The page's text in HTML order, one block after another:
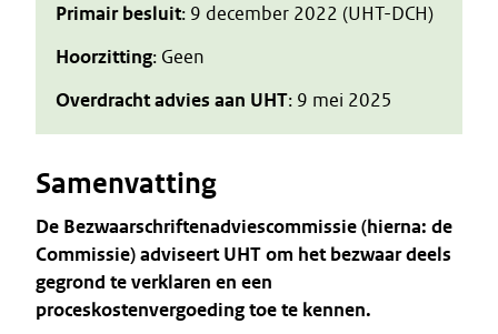
Primair besluit: 9 december 2022 (UHT-DCH)
Hoorzitting: Geen
Overdracht advies aan UHT: 9 mei 2025
Samenvatting
De Bezwaarschriftenadviescommissie (hierna: de
Commissie) adviseert UHT om het bezwaar deels
gegrond te verklaren en een
proceskostenvergoeding toe te kennen.